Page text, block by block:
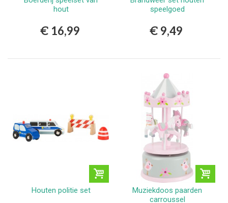
hout
€ 16,99
speelgoed
€ 9,49
Houten politie set
Muziekdoos paarden
carroussel